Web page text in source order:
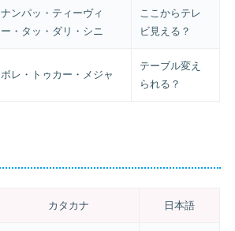
ナンパッ・ティーヴィ
ー・タッ・ダリ・シニ
ここからテレ
ビ見える？
ボレ・トゥカー・メジャ
テーブル変え
られる？
カタカナ 日本語